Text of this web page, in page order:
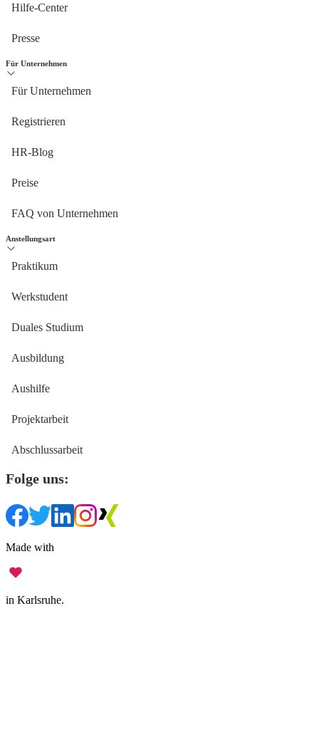
Hilfe-Center
Presse
Für Unternehmen
Für Unternehmen
Registrieren
HR-Blog
Preise
FAQ von Unternehmen
Anstellungsart
Praktikum
Werkstudent
Duales Studium
Ausbildung
Aushilfe
Projektarbeit
Abschlussarbeit
Folge uns:
Made with
in Karlsruhe.